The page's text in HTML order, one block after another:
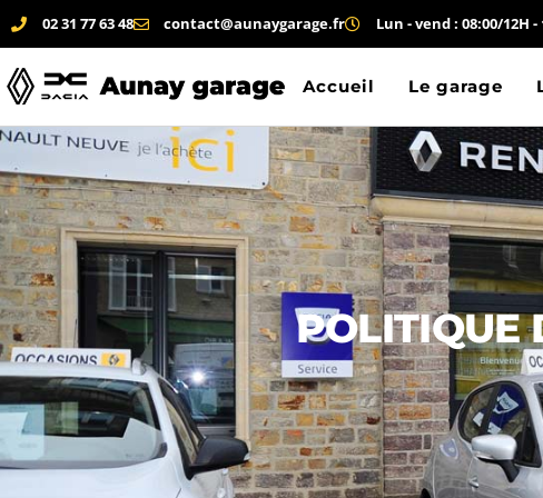
02 31 77 63 48 contact@aunaygarage.fr Lun - vend : 08:00/12H -
Accueil Le garage
POLITIQUE